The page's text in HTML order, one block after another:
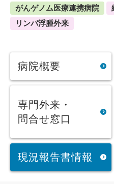
がんゲノム医療連携病院
リンパ浮腫外来
病院概要
専門外来・
問合せ窓口
現況報告書情報